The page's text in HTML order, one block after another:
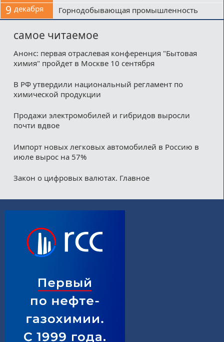
9 декабря Горнодобывающая промышленность
самое читаемое
Анонс: первая отраслевая конференция "Бытовая
химия" пройдет в Москве 10 сентября
В РФ утвердили национальный регламент по
химической продукции
Продажи электромобилей и гибридов выросли
почти вдвое
Импорт новых легковых автомобилей в Россию в
июле вырос на 57%
Закон о цифровых валютах. Главное